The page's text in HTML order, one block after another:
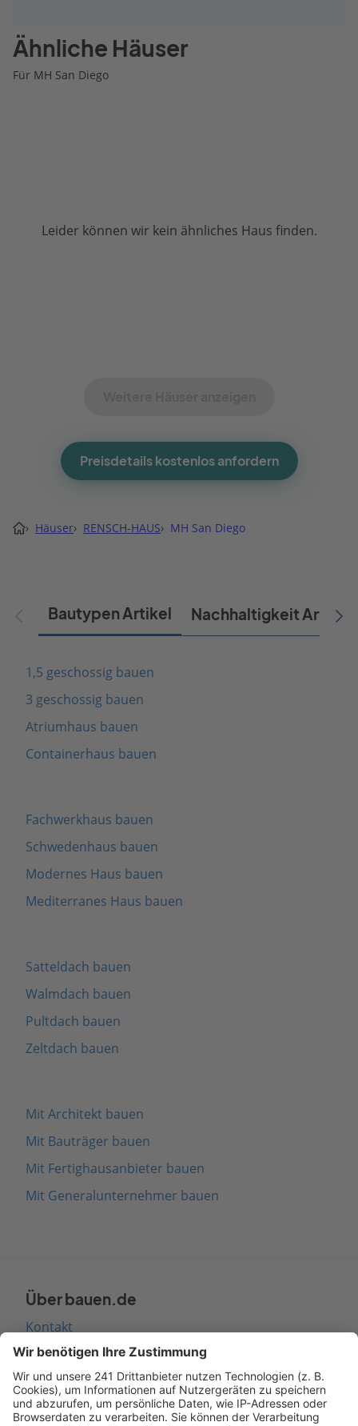
Ähnliche Häuser
Für MH San Diego
Leider können wir kein ähnliches Haus finden.
Preisdetails kostenlos anfordern
› Häuser› RENSCH-HAUS› MH San Diego
Bautypen Artikel Nachhaltigkeit Artikel
1,5 geschossig bauen
3 geschossig bauen
Atriumhaus bauen
Containerhaus bauen
Fachwerkhaus bauen
Schwedenhaus bauen
Modernes Haus bauen
Mediterranes Haus bauen
Satteldach bauen
Walmdach bauen
Pultdach bauen
Zeltdach bauen
Mit Architekt bauen
Mit Bauträger bauen
Mit Fertighausanbieter bauen
Mit Generalunternehmer bauen
Über bauen.de
Kontakt
Seitenaufbau
Barrierefreiheit
Cookie Einstellungen